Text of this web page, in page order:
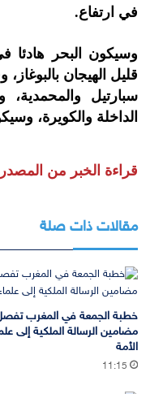
في ارتفاع.
وسيكون البحر هادئا
قليل الهيجان
سبارتيل
الداخلة والكويرة،
قراءة الخبر من المصدر
مقالات ذات صلة
خطبة الجمعة في المغرب
مضامين الرسالة الملكية إلى
الأمة
11:15